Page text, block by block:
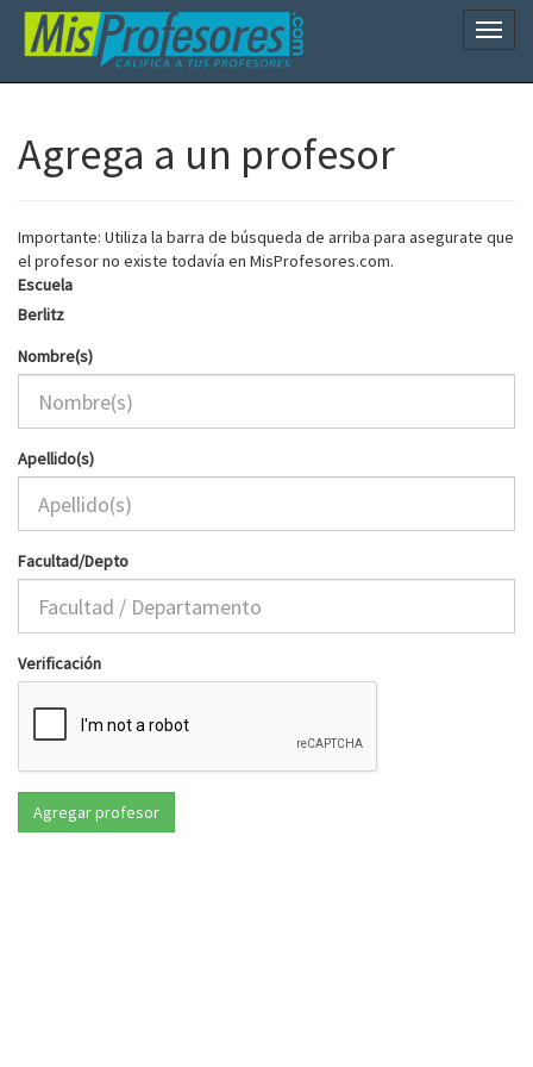
Agrega a un profesor
Importante: Utiliza la barra de búsqueda de arriba para asegurate que
el profesor no existe todavía en MisProfesores.com.
Escuela
Berlitz
Nombre(s)
Apellido(s)
Facultad/Depto
Verificación